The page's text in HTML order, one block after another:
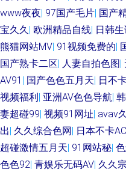
www夜夜| 97国产毛片| 国产
宝久久| 欧洲精品自线| 日韩
熊猫网站MV| 91视频免费的|
国产熟卡二区| 人妻自拍色图|
AV91 | 国产色色五月天| 日不
视频福利| 亚洲AV色色导航|
妻超碰99| 视频91网址| avav久
出| 久久综合色网| 日本不卡AC
超碰激情五月天| 91网站秘|
色色92| 青娱乐无码AV| 久久